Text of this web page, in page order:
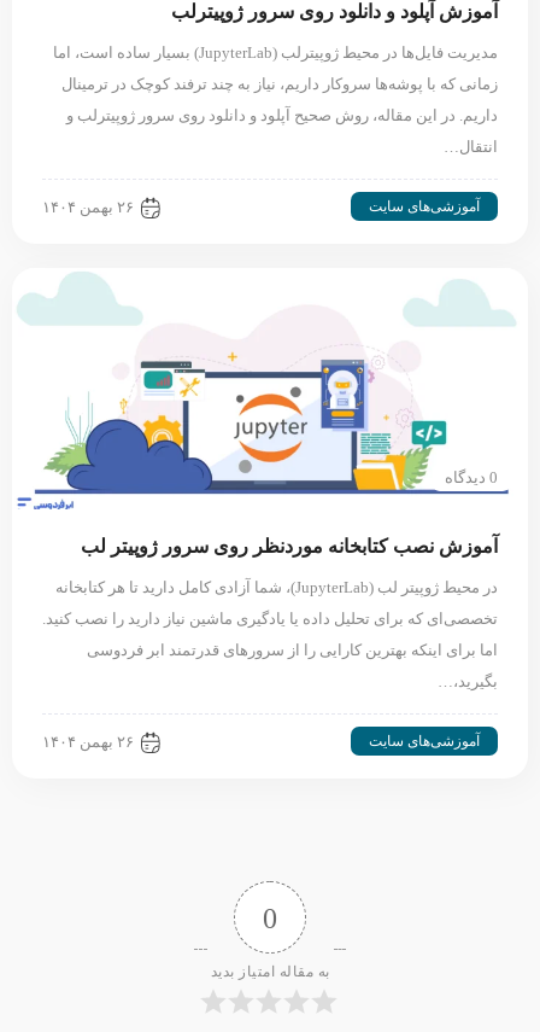
آموزش آپلود و دانلود روی سرور ژوپیترلب
مدیریت فایل‌ها در محیط ژوپیترلب (JupyterLab) بسیار ساده است، اما
زمانی که با پوشه‌ها سروکار داریم، نیاز به چند ترفند کوچک در ترمینال
داریم. در این مقاله، روش صحیح آپلود و دانلود روی سرور ژوپیترلب و
انتقال…
آموزشی‌های سایت ۲۶ بهمن ۱۴۰۴
0 دیدگاه
آموزش نصب کتابخانه موردنظر روی سرور ژوپیتر لب
در محیط ژوپیتر لب (JupyterLab)، شما آزادی کامل دارید تا هر کتابخانه
تخصصی‌ای که برای تحلیل داده یا یادگیری ماشین نیاز دارید را نصب کنید.
اما برای اینکه بهترین کارایی را از سرورهای قدرتمند ابر فردوسی
بگیرید،…
آموزشی‌های سایت ۲۶ بهمن ۱۴۰۴
0
به مقاله امتیاز بدید